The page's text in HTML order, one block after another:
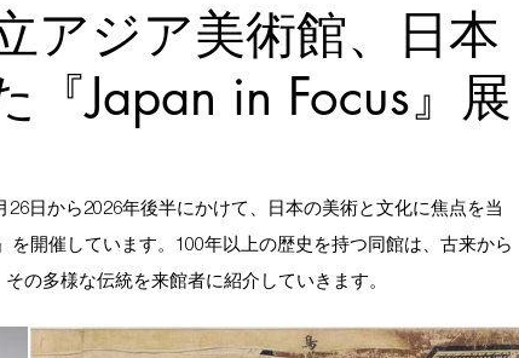
アジア美術館、日本
『Japan in Focus』展
日から2026年後半にかけて、日本の美術と文化に焦点を当
を開催しています。100年以上の歴史を持つ同館は、古来から
の多様な伝統を来館者に紹介していきます。